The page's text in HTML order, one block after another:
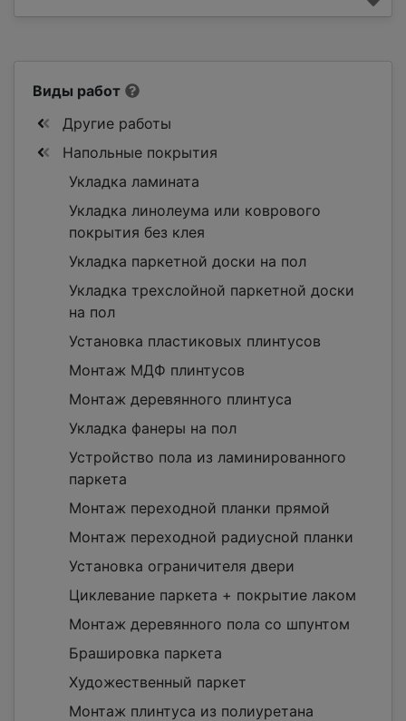
Виды работ
Другие работы
Напольные покрытия
Укладка ламината
Укладка линолеума или коврового
покрытия без клея
Укладка паркетной доски на пол
Укладка трехслойной паркетной доски
на пол
Установка пластиковых плинтусов
Монтаж МДФ плинтусов
Монтаж деревянного плинтуса
Укладка фанеры на пол
Устройство пола из ламинированного
паркета
Монтаж переходной планки прямой
Монтаж переходной радиусной планки
Установка ограничителя двери
Циклевание паркета + покрытие лаком
Монтаж деревянного пола со шпунтом
Брашировка паркета
Художественный паркет
Монтаж плинтуса из полиуретана